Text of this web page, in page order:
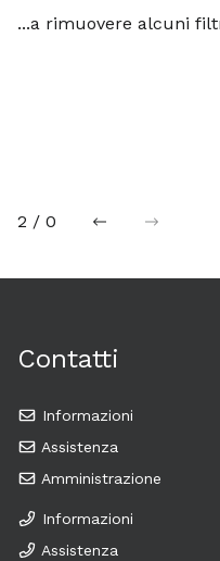
...a rimuovere alcuni
2 / 0 precedentesuccessiva
Contatti
Informazioni
Assistenza
Amministrazione
Informazioni
Assistenza